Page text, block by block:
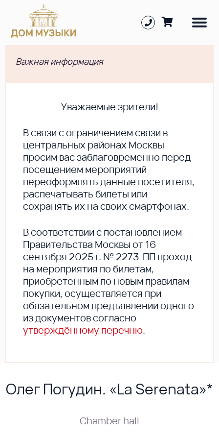
Важная информация
Уважаемые зрители!
В cвязи с ограничением связи в
центральных районах Москвы
просим вас заблаговременно перед
посещением мероприятий
переоформлять данные посетителя,
распечатывать билеты или
сохранять их на своих смартфонах.
В соответствии с постановлением
Правительства Москвы от 16
сентября 2025 г. № 2273-ПП проход
на мероприятия по билетам,
приобретенным по новым правилам
покупки, осуществляется при
обязательном предъявлении одного
из документов согласно
утверждённому перечню.
Олег Погудин. «La Serenata»*
Chamber hall